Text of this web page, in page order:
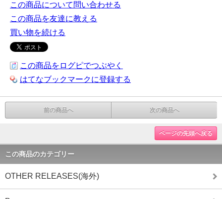
この商品について問い合わせる
この商品を友達に教える
買い物を続ける
この商品をログピでつぶやく
はてなブックマークに登録する
前の商品へ 次の商品へ
ページの先頭へ戻る
この商品のカテゴリー
OTHER RELEASES(海外)